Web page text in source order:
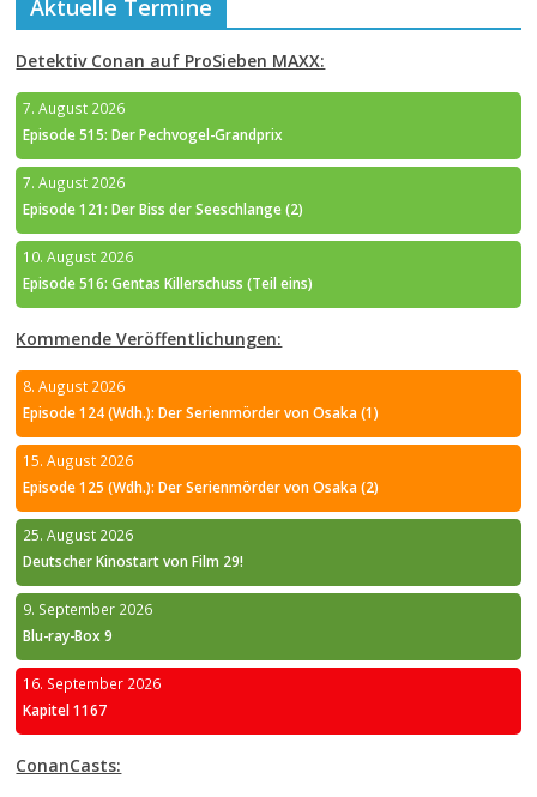
Aktuelle Termine
Detektiv Conan auf ProSieben MAXX:
7. August 2026
Episode 515: Der Pechvogel-Grandprix
7. August 2026
Episode 121: Der Biss der Seeschlange (2)
10. August 2026
Episode 516: Gentas Killerschuss (Teil eins)
Kommende Veröffentlichungen:
8. August 2026
Episode 124 (Wdh.): Der Serienmörder von Osaka (1)
15. August 2026
Episode 125 (Wdh.): Der Serienmörder von Osaka (2)
25. August 2026
Deutscher Kinostart von Film 29!
9. September 2026
Blu-ray-Box 9
16. September 2026
Kapitel 1167
ConanCasts: